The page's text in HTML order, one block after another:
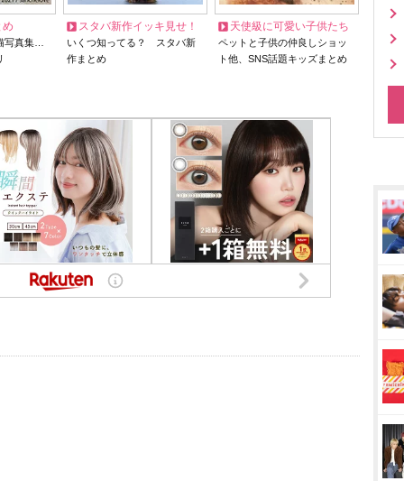
め
写真集…
スタバ新作イッキ見せ！
いくつ知ってる？ スタバ新
作まとめ
天使級に可愛い子供たち
ペットと子供の仲良しショッ
ト他、SNS話題キッズまとめ